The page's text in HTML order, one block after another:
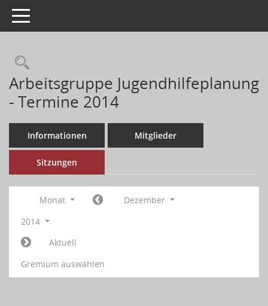
Toggle navigation
Arbeitsgruppe Jugendhilfeplanung
- Termine 2014
Informationen Mitglieder
Sitzungen
Monat
Dezember
2014
Aktuell
Gremium auswählen